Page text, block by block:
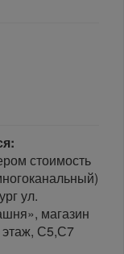
стоимость
ул.
магазин
этаж, С5,С7